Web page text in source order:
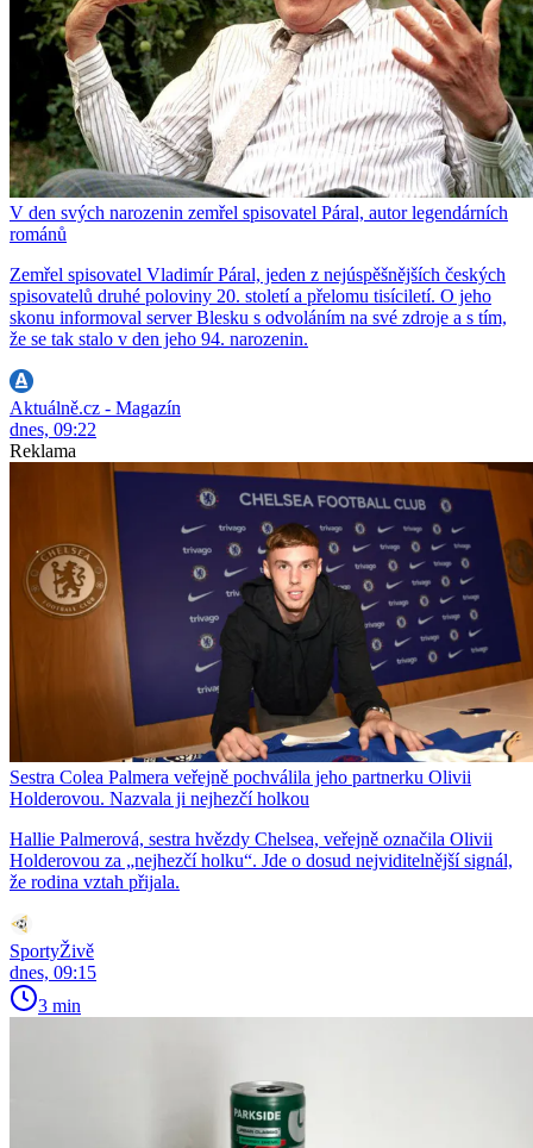
V den svých narozenin zemřel spisovatel Páral, autor legendárních
románů
Zemřel spisovatel Vladimír Páral, jeden z nejúspěšnějších českých
spisovatelů druhé poloviny 20. století a přelomu tisíciletí. O jeho
skonu informoval server Blesku s odvoláním na své zdroje a s tím,
že se tak stalo v den jeho 94. narozenin.
Aktuálně.cz - Magazín
dnes, 09:22
Reklama
Sestra Colea Palmera veřejně pochválila jeho partnerku Olivii
Holderovou. Nazvala ji nejhezčí holkou
Hallie Palmerová, sestra hvězdy Chelsea, veřejně označila Olivii
Holderovou za „nejhezčí holku“. Jde o dosud nejviditelnější signál,
že rodina vztah přijala.
SportyŽivě
dnes, 09:15
3 min